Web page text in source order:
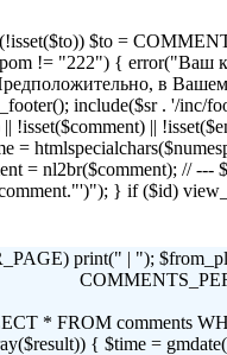
$to =
!= "222") { error("Ваш
в
include($sr . '/
!isset($comment) ||
= nl2br($comment);
} if ($id)
print(" | ");
* FROM comments
{ $time =